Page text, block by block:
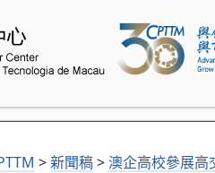
>新聞稿> 澳企高校參展高